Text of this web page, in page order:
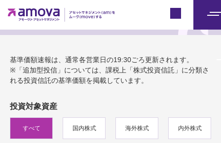
ニ
基準価額速報
基準価額速報は、通常各営業日の19:30ごろ更新されます。
※「追加型投信」については、課税上「株式投資信託」に分類さ
れる投資信託の基準価額を掲載しています。
投資対象資産
すべて 国内株式 海外株式 内外株式